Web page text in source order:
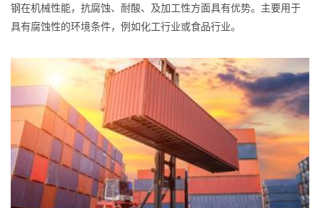
钢在机械性能，抗腐蚀、耐酸、及加工性方面具有优势。主要用于
具有腐蚀性的环境条件，例如化工行业或食品行业。